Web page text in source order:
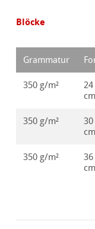
Blöcke
Grammatur
350 g/m²
cm
350 g/m²
cm
350 g/m²
cm